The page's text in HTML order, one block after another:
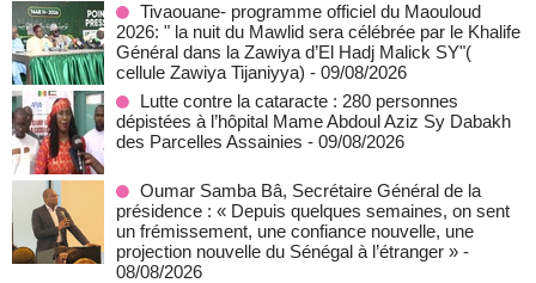
Tivaouane- programme officiel du Maouloud
2026: " la nuit du Mawlid sera célébrée par le Khalife
Général dans la Zawiya d’El Hadj Malick SY"(
cellule Zawiya Tijaniyya) - 09/08/2026
Lutte contre la cataracte : 280 personnes
dépistées à l’hôpital Mame Abdoul Aziz Sy Dabakh
des Parcelles Assainies - 09/08/2026
Oumar Samba Bâ, Secrétaire Général de la
présidence : « Depuis quelques semaines, on sent
un frémissement, une confiance nouvelle, une
projection nouvelle du Sénégal à l’étranger » -
08/08/2026